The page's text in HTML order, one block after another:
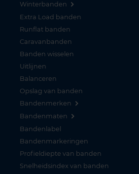
Winterbanden
Extra Load banden
Runflat banden
Caravanbanden
Banden wisselen
Uitlijnen
Balanceren
Opslag van banden
Bandenmerken
Bandenmaten
Bandenlabel
Bandenmarkeringen
Profieldiepte van banden
Snelheidsindex van banden